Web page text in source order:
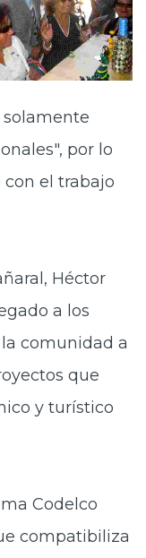
por lo
el trabajo
Héctor
a los
comunidad a
que
y turístico
Codelco
compatibiliza